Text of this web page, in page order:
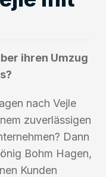
ihren Umzug
nach Vejle
zuverlässigen
Dann
Bohm Hagen,
Kunden